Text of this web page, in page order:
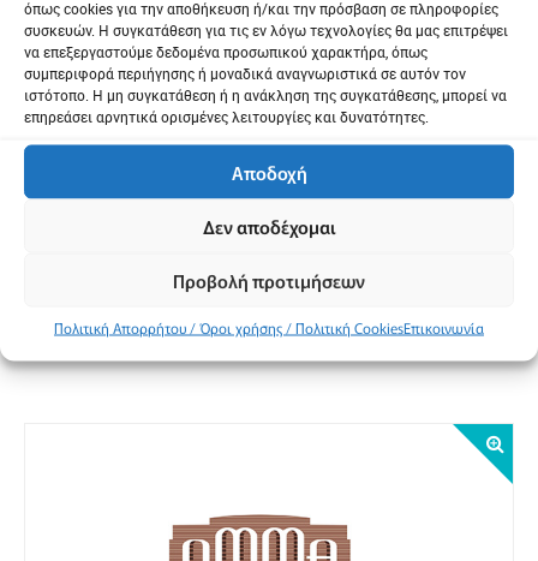
όπως cookies για την αποθήκευση ή/και την πρόσβαση σε πληροφορίες
συσκευών. Η συγκατάθεση για τις εν λόγω τεχνολογίες θα μας επιτρέψει
να επεξεργαστούμε δεδομένα προσωπικού χαρακτήρα, όπως
συμπεριφορά περιήγησης ή μοναδικά αναγνωριστικά σε αυτόν τον
ιστότοπο. Η μη συγκατάθεση ή η ανάκληση της συγκατάθεσης, μπορεί να
επηρεάσει αρνητικά ορισμένες λειτουργίες και δυνατότητες.
Αποδοχή
Δεν αποδέχομαι
Προβολή προτιμήσεων
Πολιτική Απορρήτου / Όροι χρήσης / Πολιτική CookiesΕπικοινωνία
Event Venue
Address:
25ης Μαρτίου και Παραλία
40.598346, 22.948513
Προβολή χάρτη